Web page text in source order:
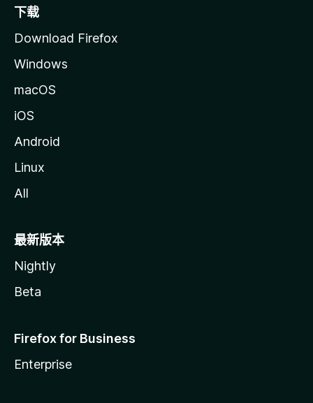
下载
Download Firefox
Windows
macOS
iOS
Android
Linux
All
最新版本
Nightly
Beta
Firefox for Business
Enterprise